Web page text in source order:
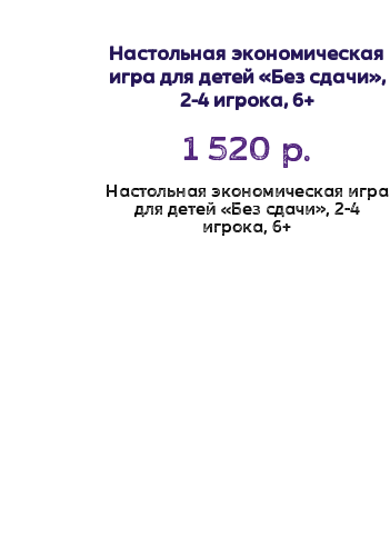
Настольная экономическая
игра для детей «Без сдачи»,
2-4 игрока, 6+
1 520 р.
Настольная экономическая игра
для детей «Без сдачи», 2-4
игрока, 6+